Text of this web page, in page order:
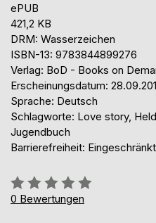
ePUB
421,2 KB
DRM: Wasserzeichen
ISBN-13: 9783844899276
Verlag: BoD - Books on
Erscheinungsdatum:
Sprache: Deutsch
Schlagworte: Love story,
Jugendbuch
Barrierefreiheit:
Bewertung::
0%
0 Bewertungen